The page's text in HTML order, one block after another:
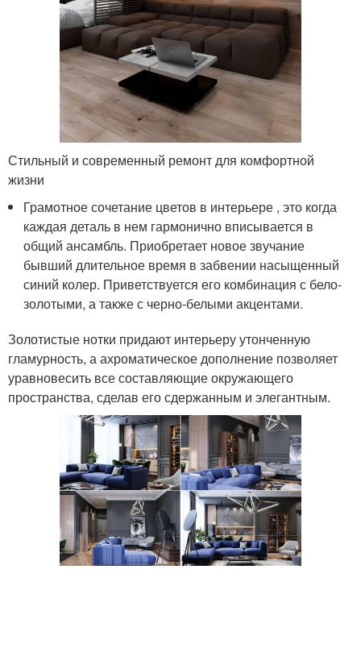
Стильный и современный ремонт для комфортной
жизни
Грамотное сочетание цветов в интерьере , это когда
каждая деталь в нем гармонично вписывается в
общий ансамбль. Приобретает новое звучание
бывший длительное время в забвении насыщенный
синий колер. Приветствуется его комбинация с бело-
золотыми, а также с черно-белыми акцентами.
Золотистые нотки придают интерьеру утонченную
гламурность, а ахроматическое дополнение позволяет
уравновесить все составляющие окружающего
пространства, сделав его сдержанным и элегантным.